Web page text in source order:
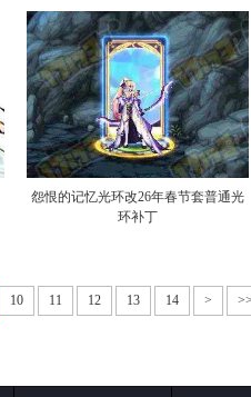
怨恨的记忆光环改26年春节套普通光
环补丁
10 11 12 13 14 > >>